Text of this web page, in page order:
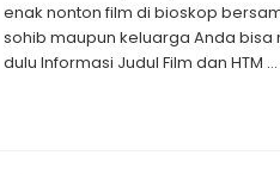
enak nonton film di bioskop
sohib maupun keluarga Anda bisa
dulu Informasi Judul Film dan HTM …